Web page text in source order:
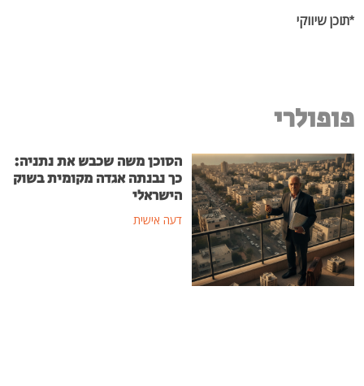
*תוכן שיווקי
פופולרי
הסוכן משה שכבש את נתניה:
כך נבנתה אגדה מקומית בשוק
הישראלי
דעה אישית